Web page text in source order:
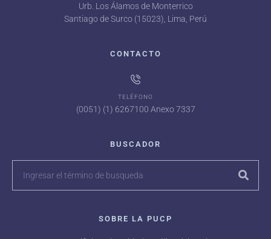
Urb. Los Álamos de Monterrico
Santiago de Surco (15023), Lima, Perú
CONTACTO
TELÉFONO
(0051) (1) 6267100 Anexo 7337
BUSCADOR
SOBRE LA PUCP